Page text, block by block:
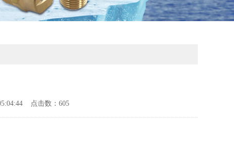
点击数：605